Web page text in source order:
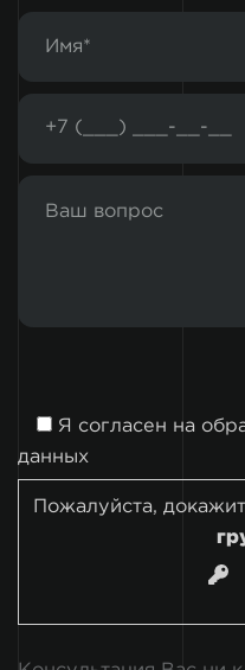
Я согласен на
данных
Пожалуйста,